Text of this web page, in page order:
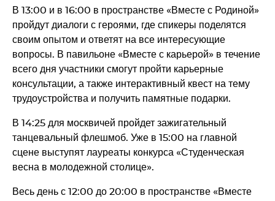
В 13:00 и в 16:00 в пространстве «Вместе с Родиной»
пройдут диалоги с героями, где спикеры поделятся
своим опытом и ответят на все интересующие
вопросы. В павильоне «Вместе с карьерой» в течение
всего дня участники смогут пройти карьерные
консультации, а также интерактивный квест на тему
трудоустройства и получить памятные подарки.
В 14:25 для москвичей пройдет зажигательный
танцевальный флешмоб. Уже в 15:00 на главной
сцене выступят лауреаты конкурса «Студенческая
весна в молодежной столице».
Весь день с 12:00 до 20:00 в пространстве «Вместе